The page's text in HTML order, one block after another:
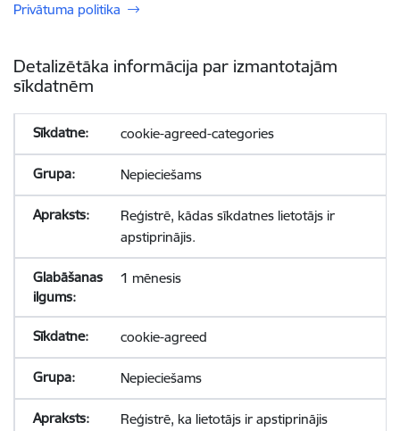
Privātuma politika
Detalizētāka informācija par izmantotajām
sīkdatnēm
cookie-agreed-categories
Nepieciešams
Reģistrē, kādas sīkdatnes lietotājs ir
apstiprinājis.
1 mēnesis
cookie-agreed
Nepieciešams
Reģistrē, ka lietotājs ir apstiprinājis